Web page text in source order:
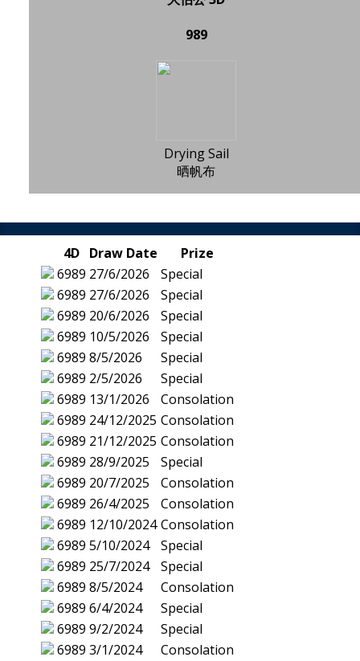
989
Drying Sail
晒帆布
4D Draw Date
Prize
6989 27/6/2026
Special
6989 27/6/2026
Special
6989 20/6/2026
Special
6989 10/5/2026
Special
6989 8/5/2026
Special
6989 2/5/2026
Special
6989 13/1/2026
Consolation
6989 24/12/2025 Consolation
6989 21/12/2025 Consolation
6989 28/9/2025
Special
6989 20/7/2025
Consolation
6989 26/4/2025
Consolation
6989 12/10/2024 Consolation
6989 5/10/2024
Special
6989 25/7/2024
Special
6989 8/5/2024
Consolation
6989 6/4/2024
Special
6989 9/2/2024
Special
6989 3/1/2024
Consolation